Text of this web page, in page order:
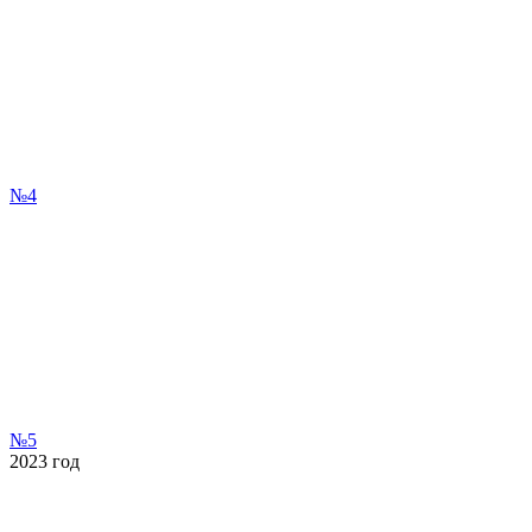
№4
№5
2023 год